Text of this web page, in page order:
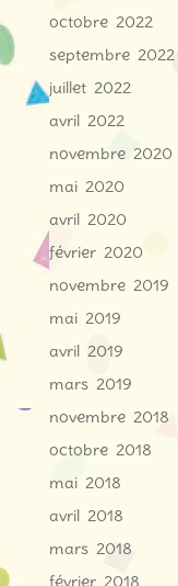
octobre 2022
septembre 2022
juillet 2022
avril 2022
novembre 2020
mai 2020
avril 2020
février 2020
novembre 2019
mai 2019
avril 2019
mars 2019
novembre 2018
octobre 2018
mai 2018
avril 2018
mars 2018
février 2018